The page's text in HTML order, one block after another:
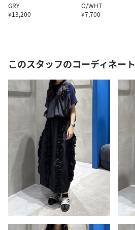
GRY
¥13,200
O/WHT
¥7,700
このスタッフのコーディネート